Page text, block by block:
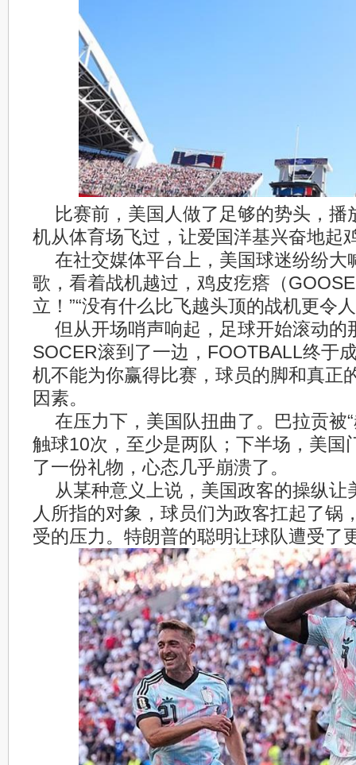
比赛前，美国人做了足够的势头，播
机从体育场飞过，让爱国洋基兴奋地起
在社交媒体平台上，美国球迷纷纷大
歌，看着战机越过，鸡皮疙瘩（
立！”“没有什么比飞越头顶的战机更令
但从开场哨声响起，足球开始滚动的
SOCER滚到了一边，FOOTBALL终于
机不能为你赢得比赛，球员的脚和真正
因素。
在压力下，美国队扭曲了。巴拉贡被
触球10次，至少是两队；下半场，美国
了一份礼物，心态几乎崩溃了。
从某种意义上说，美国政客的操纵让
人所指的对象，球员们为政客扛起了锅
受的压力。特朗普的聪明让球队遭受了